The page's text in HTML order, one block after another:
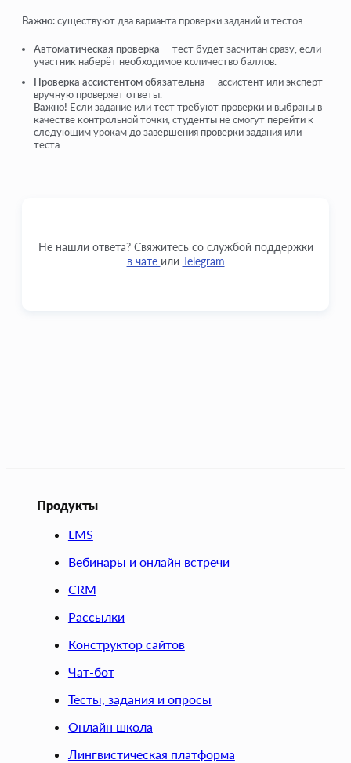
Важно:существуют два варианта проверки заданий и тестов:
Автоматическая проверка — тест будет засчитан сразу, если
участник наберёт необходимое количество баллов.
Проверка ассистентом обязательна — ассистент или эксперт
вручную проверяет ответы.
Важно! Если задание или тест требуют проверки и выбраны в
качестве контрольной точки, студенты не смогут перейти к
следующим урокам до завершения проверки задания или
теста.
Не нашли ответа? Свяжитесь со службой поддержки
в чате или Telegram
Продукты
LMS
Вебинары и онлайн встречи
CRM
Рассылки
Конструктор сайтов
Чат-бот
Тесты, задания и опросы
Онлайн школа
Лингвистическая платформа